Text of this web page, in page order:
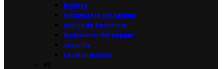
Dolores
Formentera del Segura
Granja de Rocamora
Guardamar del Segura
Jacarilla
Los Montesinos